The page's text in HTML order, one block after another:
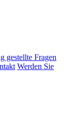
gestellte Fragen
Werden Sie